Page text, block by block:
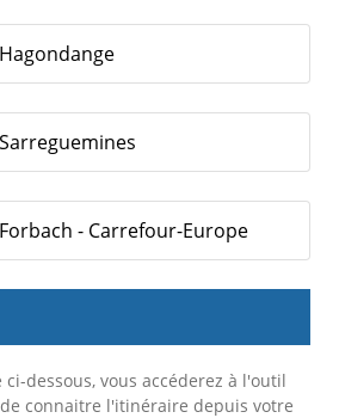
- Carrefour-Europe
dessous, vous accéderez à l'outil
connaitre l'itinéraire depuis votre